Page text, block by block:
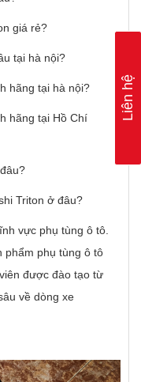
giá rẻ?
tại hà nội?
hãng tại hà nội?
hãng tại Hồ Chí
Triton ở đâu?
vực phụ tùng ô tô.
phẩm phụ tùng ô tô
được đào tạo từ
về dòng xe
Liên hệ